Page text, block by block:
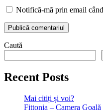
Notifică-mă prin email
Caută
Recent Posts
Mai citiți și voi?
Fittonia – Camera Goală